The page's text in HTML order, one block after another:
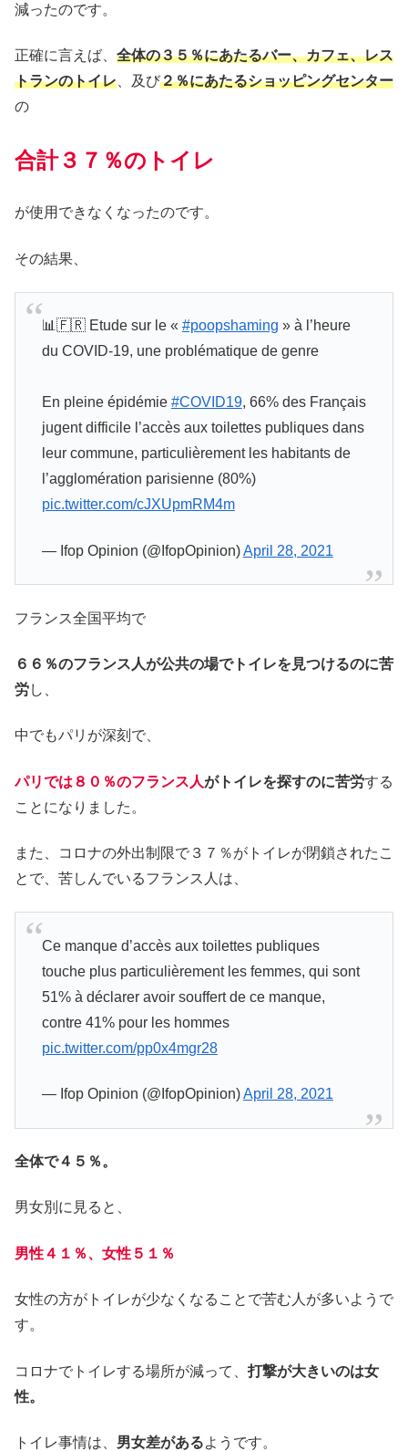
減ったのです。
正確に言えば、 全体の３５％にあたるバー、カフェ、レス
トランのトイレ 、及び２％にあたるショッピングセンター
の
合計３７％のトイレ
が使用できなくなったのです。
その結果、
📊🇫🇷 Etude sur le « #poopshaming » à l’heure
du COVID-19, une problématique de genre
En pleine épidémie #COVID19, 66% des Français
jugent difficile l’accès aux toilettes publiques dans
leur commune, particulièrement les habitants de
l’agglomération parisienne (80%)
pic.twitter.com/cJXUpmRM4m
— Ifop Opinion (@IfopOpinion)April 28, 2021
フランス全国平均で
６６％のフランス人が公共の場でトイレを見つけるのに苦
労し、
中でもパリが深刻で、
パリでは８０％のフランス人がトイレを探すのに苦労する
ことになりました。
また、コロナの外出制限で３７％がトイレが閉鎖されたこ
とで、苦しんでいるフランス人は、
Ce manque d’accès aux toilettes publiques
touche plus particulièrement les femmes, qui sont
51% à déclarer avoir souffert de ce manque,
contre 41% pour les hommes
pic.twitter.com/pp0x4mgr28
— Ifop Opinion (@IfopOpinion)April 28, 2021
全体で４５％。
男女別に見ると、
男性４１％、女性５１％
女性の方がトイレが少なくなることで苦む人が多いようで
す。
コロナでトイレする場所が減って、 打撃が大きいのは女
性。
トイレ事情は、 男女差があるようです。